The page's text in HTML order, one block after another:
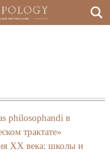
philоsophandi в
трактате»
XX века: школы и